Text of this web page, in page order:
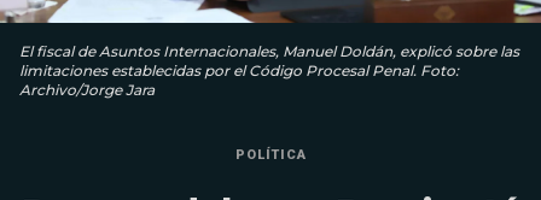
El fiscal de Asuntos Internacionales, Manuel Doldán, explicó sobre las
limitaciones establecidas por el Código Procesal Penal. Foto:
Archivo/Jorge Jara
POLÍTICA